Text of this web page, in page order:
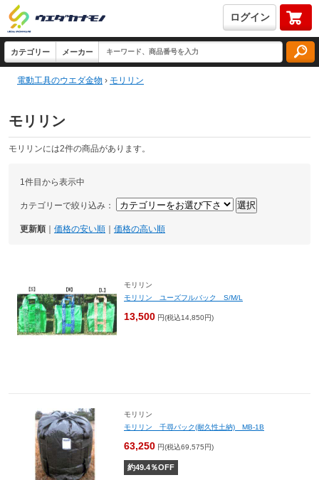
ログイン
電動工具のウエダ金物 › モリリン
モリリン
モリリンには2件の商品があります。
1件目から表示中
カテゴリーで絞り込み：
更新順 価格の安い順 価格の高い順
モリリン
モリリン ユーズフルバック S/M/L
13,500 円(税込14,850円)
モリリン
モリリン 千尋バック(耐久性土納) MB-1B
63,250 円(税込69,575円)
約49.4％OFF